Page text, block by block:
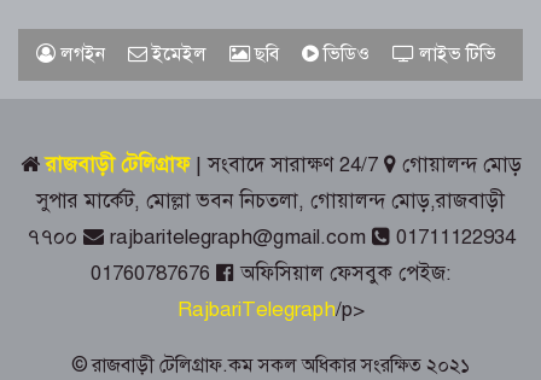
রাজবাড়ীতে রেড ক্রিসেন্টের উদ্যোগে জুলাই-
আগস্ট গণঅভ্যুত্থান দিবস পালিত
প্রশাসনের শ্রদ্ধাঞ্জলি
গোয়ালন্দে ১৮০ পুরিয়া হেরোইনসহ ৮
মামলার আসামি রিনা গ্রেপ্তার
পালনে দিনব্যাপী নানা কর্মসূচি
লগইন ইমেইল ছবি ভিডিও লাইভ টিভি
রাজবাড়ী টেলিগ্রাফ | সংবাদে সারাক্ষণ 24/7
গোয়ালন্দ মোড়
সুপার মার্কেট, মোল্লা ভবন নিচতলা, গোয়ালন্দ মোড়,রাজবাড়ী
৭৭০০
rajbaritelegraph@gmail.com
01711122934
01760787676
অফিসিয়াল ফেসবুক পেইজ:
RajbariTelegraph/p>
© রাজবাড়ী টেলিগ্রাফ.কম সকল অধিকার সংরক্ষিত ২০২১